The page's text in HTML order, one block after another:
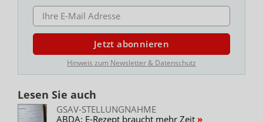
E-MAIL ADRESSE
Jetzt abonnieren
Hinweis zum Newsletter & Datenschutz
Lesen Sie auch
GSAV-STELLUNGNAHME
ABDA: E-Rezept braucht mehr Zeit